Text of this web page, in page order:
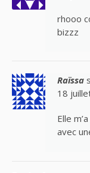
rhooo
bizzz
Raïssa
18
Elle
avec